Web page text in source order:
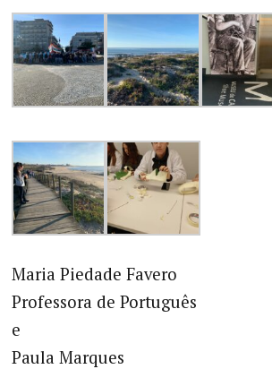
Maria Piedade Favero
Professora de Português
e
Paula Marques